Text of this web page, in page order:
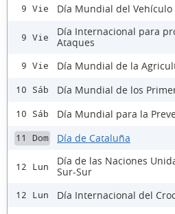
9 Vie Día Mundial del Vehículo
9 Vie
Día Internacional para
Ataques
9 Vie Día Mundial de la
10 Sáb Día Mundial de los
10 Sáb Día Mundial para la
11 Dom Día de Cataluña
12 Lun
Día de las Naciones
Sur-Sur
12 Lun
Día Internacional del